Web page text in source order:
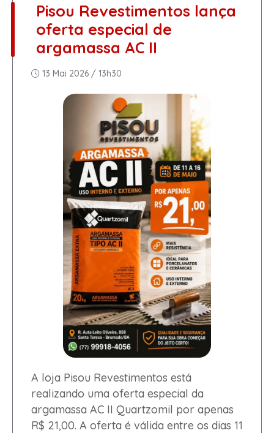
Pisou Revestimentos lança
oferta especial de
argamassa AC II
13 Mai 2026 / 13h30
A loja Pisou Revestimentos está
realizando uma oferta especial da
argamassa AC II Quartzomil por apenas
R$ 21,00. A oferta é válida entre os dias 11